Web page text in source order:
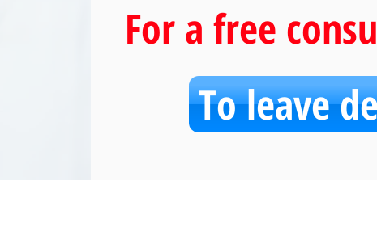
For a free
To leave